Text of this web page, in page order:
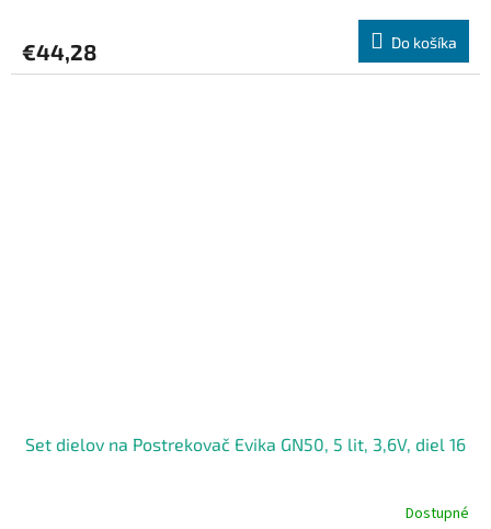
€44,28 Do košíka
Set dielov na Postrekovač Evika GN50, 5 lit, 3,6V, diel 16
Dostupné